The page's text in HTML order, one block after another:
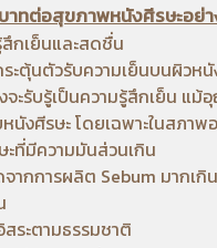
าทต่อสุขภาพหนังศีรษะอย่า
สึกเย็นและสดชื่น
ะตุ้นตัวรับความเย็นบนผิวห
จะรับรู้เป็นความรู้สึกเย็น แ
นังศีรษะ โดยเฉพาะในสภาพ
ที่มีความมันส่วนเกิน
ากการผลิต Sebum มากเ
ระตามธรรมชาติ